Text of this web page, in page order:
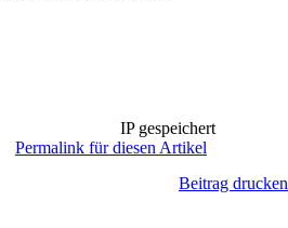
IP gespeichert
Permalink für diesen Artikel
Beitrag drucken